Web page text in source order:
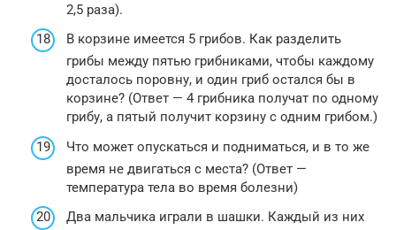
2,5 раза).
В корзине имеется 5 грибов. Как разделить
грибы между пятью грибниками, чтобы каждому
досталось поровну, и один гриб остался бы в
корзине? (Ответ — 4 грибника получат по одному
грибу, а пятый получит корзину с одним грибом.)
Что может опускаться и подниматься, и в то же
время не двигаться с места? (Ответ —
температура тела во время болезни)
Два мальчика играли в шашки. Каждый из них